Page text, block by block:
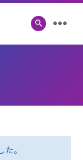
検
索
メ
。